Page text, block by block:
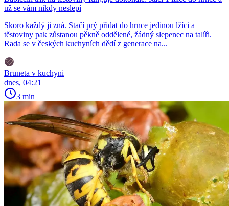
už se vám nikdy neslepí
Skoro každý ji zná. Stačí prý přidat do hrnce jedinou lžíci a
těstoviny pak zůstanou pěkně oddělené, žádný slepenec na talíři.
Rada se v českých kuchyních dědí z generace na...
Bruneta v kuchyni
dnes, 04:21
3 min